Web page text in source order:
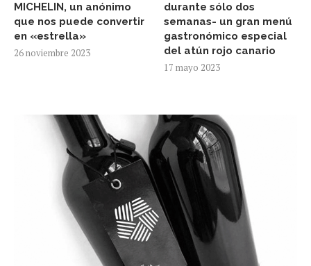
MICHELIN, un anónimo
que nos puede convertir
en «estrella»
26 noviembre 2023
durante sólo dos
semanas- un gran menú
gastronómico especial
del atún rojo canario
17 mayo 2023